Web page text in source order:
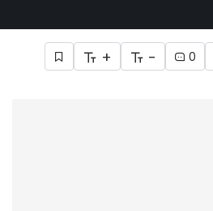
+ - 0